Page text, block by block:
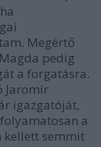
Megértő
pedig
a forgatásra.
Jaromír
igazgatóját,
a
kellett semmit